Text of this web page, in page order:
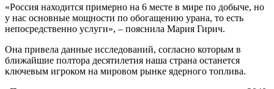
«Россия находится примерно на 6 месте в мире по добыче, но
у нас основные мощности по обогащению урана, то есть
непосредственно услуги», – пояснила Мария Гирич.
Она привела данные исследований, согласно которым в
ближайшие полтора десятилетия наша страна останется
ключевым игроком на мировом рынке ядерного топлива.